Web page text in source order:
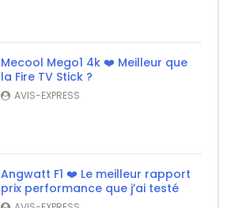
Mecool Mego1 4k ❤️ Meilleur que
la Fire TV Stick ?
AVIS-EXPRESS
Angwatt F1 ❤️ Le meilleur rapport
prix performance que j’ai testé